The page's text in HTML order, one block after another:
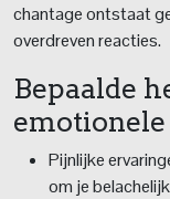
chantage ontstaat
overdreven reacties.
Bepaalde
Pijnlijke
om je